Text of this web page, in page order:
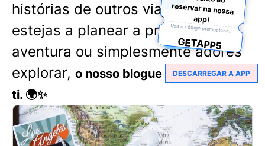
histórias de outros viajantes. Quer
estejas a planear a próxima
aventura ou simplesmente adores
explorar, o nosso blogue tem algo para
ti. 🌍✨
app!
Usa o código promocional:
GETAPP5
DESCARREGAR A APP